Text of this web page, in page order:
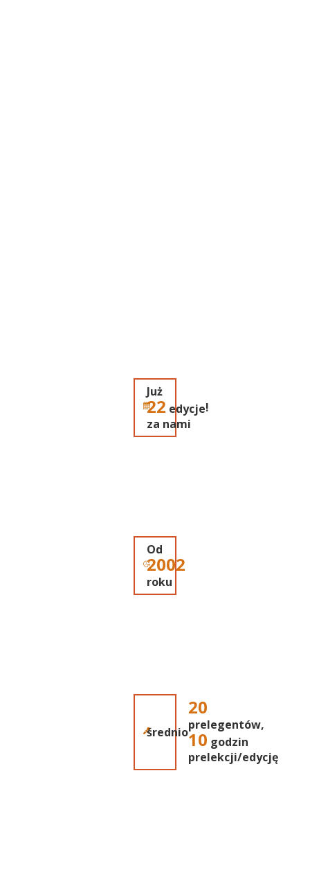
Już
22 edycje
za nami
!
Od
2002
roku
średnio
20
prelegentów,
10 godzin
prelekcji/edycję